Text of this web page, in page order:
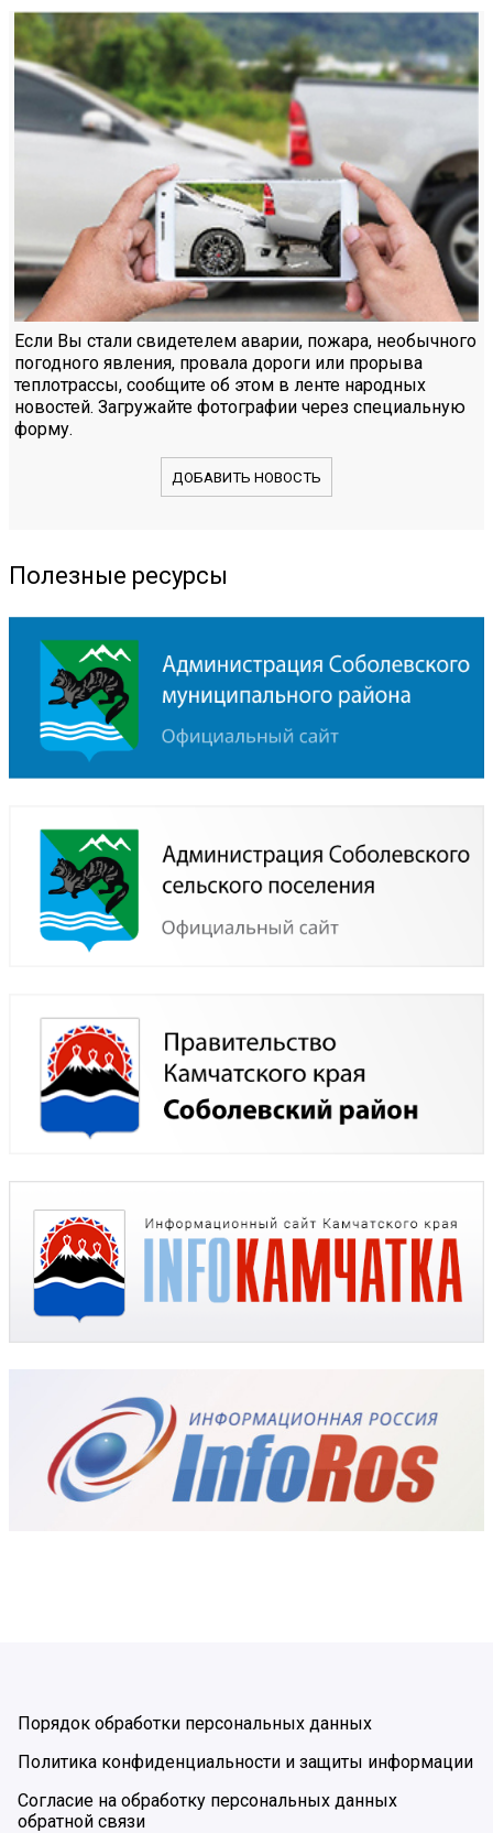
Если Вы стали свидетелем аварии, пожара, необычного
погодного явления, провала дороги или прорыва
теплотрассы, сообщите об этом в ленте народных
новостей. Загружайте фотографии через специальную
форму.
ДОБАВИТЬ НОВОСТЬ
Полезные ресурсы
Порядок обработки персональных данных
Политика конфиденциальности и защиты информации
Согласие на обработку персональных данных
обратной связи